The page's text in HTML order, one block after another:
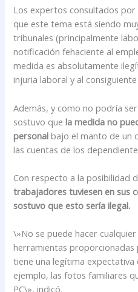
Los expertos consultados por
que este tema está siendo
tribunales (principalmente
notificación fehaciente al
medida es absolutamente
injuria laboral y al
Además, y como no podría
sostuvo quela medida no
personal bajo el manto de un
las cuentas de los
Con respecto a la posibilidad
trabajadores tuviesen en sus
sostuvo que esto sería ilegal.
\»No se puede hacer
herramientas proporcionadas
tiene una legítima
ejemplo, las fotos familiares
PC\», indicó.